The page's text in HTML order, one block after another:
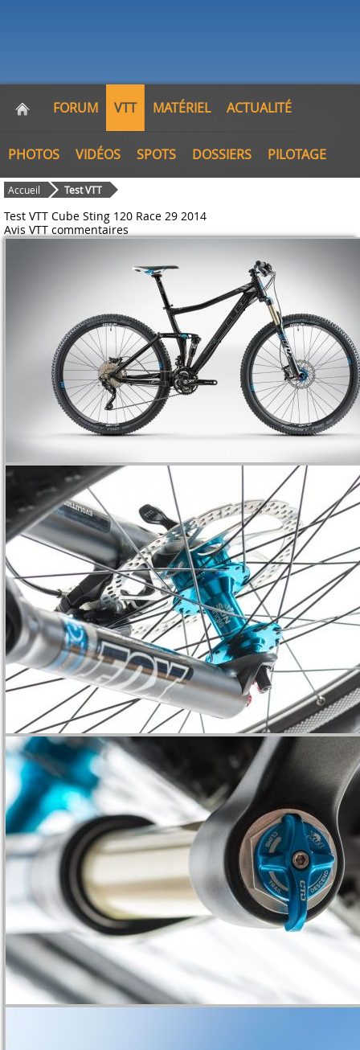
FORUM VTT MATÉRIEL ACTUALITÉ
PHOTOS VIDÉOS SPOTS DOSSIERS PILOTAGE
Accueil Test VTT
Test VTT Cube Sting 120 Race 29 2014
Avis VTT commentaires